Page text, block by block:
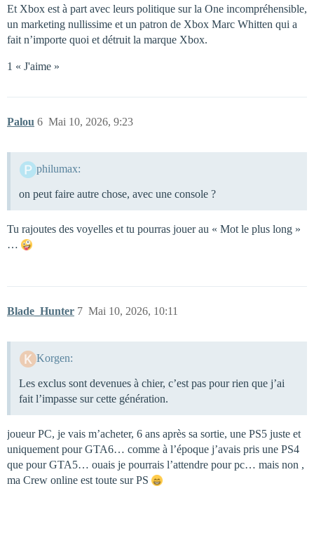
Et Xbox est à part avec leurs politique sur la One incompréhensible,
un marketing nullissime et un patron de Xbox Marc Whitten qui a
fait n’importe quoi et détruit la marque Xbox.
1 « J'aime »
Palou Mai 10, 2026, 9:23
6
philumax:
on peut faire autre chose, avec une console ?
Tu rajoutes des voyelles et tu pourras jouer au « Mot le plus long »
…
Blade_Hunter Mai 10, 2026, 10:11
7
Korgen:
Les exclus sont devenues à chier, c’est pas pour rien que j’ai
fait l’impasse sur cette génération.
joueur PC, je vais m’acheter, 6 ans après sa sortie, une PS5 juste et
uniquement pour GTA6… comme à l’époque j’avais pris une PS4
que pour GTA5… ouais je pourrais l’attendre pour pc… mais non ,
ma Crew online est toute sur PS